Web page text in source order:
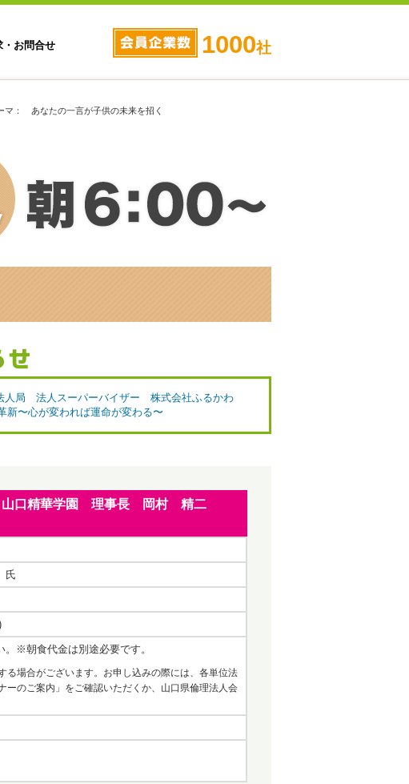
・お問合せ 1000社
あなたの一言が子供の未来を招く
人局 法人スーパーバイザー 株式会社ふるかわ
〜心が変われば運命が変わる〜
山口精華学園 理事長 岡村 精二
氏
※朝食代金は別途必要です。
場合がございます。お申し込みの際には、各単位法
ーのご案内」をご確認いただくか、山口県倫理法人会